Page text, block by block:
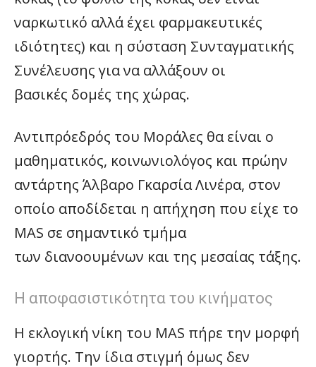
ναρκωτικό αλλά έχει φαρμακευτικές
ιδιότητες) και η σύσταση Συνταγματικής
Συνέλευσης για να αλλάξουν οι
βασικές δομές της χώρας.
Αντιπρόεδρός του Μοράλες θα είναι ο
μαθηματικός, κοινωνιολόγος και πρώην
αντάρτης Άλβαρο Γκαρσία Λινέρα, στον
οποίο αποδίδεται η απήχηση που είχε το
MAS σε σημαντικό τμήμα
των διανοουμένων και της μεσαίας τάξης.
Η αποφασιστικότητα του κινήματος
Η εκλογική νίκη του MAS πήρε την μορφή
γιορτής. Την ίδια στιγμή όμως δεν